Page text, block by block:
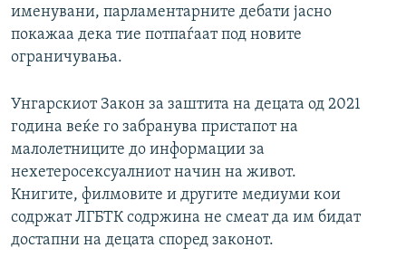
именувани, парламентарните дебати јасно
покажаа дека тие потпаѓаат под новите
ограничувања.
Унгарскиот Закон за заштита на децата од 2021
година веќе го забранува пристапот на
малолетниците до информации за
нехетеросексуалниот начин на живот.
Книгите, филмовите и другите медиуми кои
содржат ЛГБТК содржина не смеат да им бидат
достапни на децата според законот.